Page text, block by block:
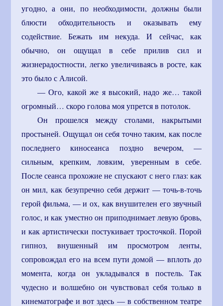
угодно, а они, по необходимости, должны были
блюсти обходительность и оказывать ему
содействие. Бежать им некуда. И сейчас, как
обычно, он ощущал в себе прилив сил и
жизнерадостности, легко увеличиваясь в росте, как
это было с Алисой.
— Ого, какой же я высокий, надо же… такой
огромный… скоро голова моя упрется в потолок.
Он прошелся между столами, накрытыми
простыней. Ощущал он себя точно таким, как после
последнего киносеанса поздно вечером, —
сильным, крепким, ловким, уверенным в себе.
После сеанса прохожие не спускают с него глаз: как
он мил, как безупречно себя держит — точь-в-точь
герой фильма, — и ох, как внушителен его звучный
голос, и как уместно он приподнимает левую бровь,
и как артистически постукивает тросточкой. Порой
гипноз, внушенный им просмотром ленты,
сопровождал его на всем пути домой — вплоть до
момента, когда он укладывался в постель. Так
чудесно и волшебно он чувствовал себя только в
кинематографе и вот здесь — в собственном театре